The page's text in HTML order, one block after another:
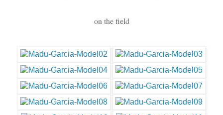
on the field